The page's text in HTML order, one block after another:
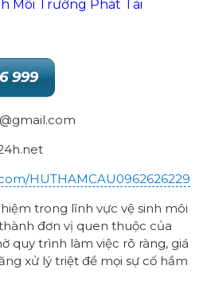
Môi Trường Phát Tài
999
HUTHAMCAU0962626229
trong lĩnh vực vệ sinh môi
đơn vị quen thuộc của
quy trình làm việc rõ ràng, giá
xử lý triệt để mọi sự cố hầm